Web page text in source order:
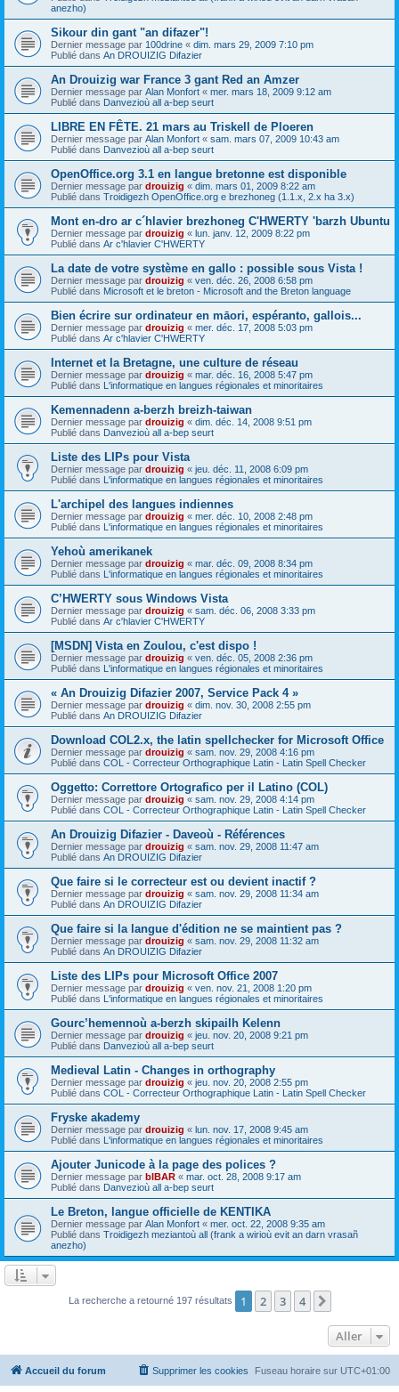
anezho)
Sikour din gant "an difazer"!
Dernier message par 100drine « dim. mars 29, 2009 7:10 pm
Publié dans An DROUIZIG Difazier
An Drouizig war France 3 gant Red an Amzer
Dernier message par Alan Monfort « mer. mars 18, 2009 9:12 am
Publié dans Danvezioù all a-bep seurt
LIBRE EN FÊTE. 21 mars au Triskell de Ploeren
Dernier message par Alan Monfort « sam. mars 07, 2009 10:43 am
Publié dans Danvezioù all a-bep seurt
OpenOffice.org 3.1 en langue bretonne est disponible
Dernier message par drouizig « dim. mars 01, 2009 8:22 am
Publié dans Troidigezh OpenOffice.org e brezhoneg (1.1.x, 2.x ha 3.x)
Mont en-dro ar c´hlavier brezhoneg C'HWERTY 'barzh Ubuntu
Dernier message par drouizig « lun. janv. 12, 2009 8:22 pm
Publié dans Ar c'hlavier C'HWERTY
La date de votre système en gallo : possible sous Vista !
Dernier message par drouizig « ven. déc. 26, 2008 6:58 pm
Publié dans Microsoft et le breton - Microsoft and the Breton language
Bien écrire sur ordinateur en māori, espéranto, gallois...
Dernier message par drouizig « mer. déc. 17, 2008 5:03 pm
Publié dans Ar c'hlavier C'HWERTY
Internet et la Bretagne, une culture de réseau
Dernier message par drouizig « mar. déc. 16, 2008 5:47 pm
Publié dans L'informatique en langues régionales et minoritaires
Kemennadenn a-berzh breizh-taiwan
Dernier message par drouizig « dim. déc. 14, 2008 9:51 pm
Publié dans Danvezioù all a-bep seurt
Liste des LIPs pour Vista
Dernier message par drouizig « jeu. déc. 11, 2008 6:09 pm
Publié dans L'informatique en langues régionales et minoritaires
L'archipel des langues indiennes
Dernier message par drouizig « mer. déc. 10, 2008 2:48 pm
Publié dans L'informatique en langues régionales et minoritaires
Yehoù amerikanek
Dernier message par drouizig « mar. déc. 09, 2008 8:34 pm
Publié dans L'informatique en langues régionales et minoritaires
C’HWERTY sous Windows Vista
Dernier message par drouizig « sam. déc. 06, 2008 3:33 pm
Publié dans Ar c'hlavier C'HWERTY
[MSDN] Vista en Zoulou, c'est dispo !
Dernier message par drouizig « ven. déc. 05, 2008 2:36 pm
Publié dans L'informatique en langues régionales et minoritaires
« An Drouizig Difazier 2007, Service Pack 4 »
Dernier message par drouizig « dim. nov. 30, 2008 2:55 pm
Publié dans An DROUIZIG Difazier
Download COL2.x, the latin spellchecker for Microsoft Office
Dernier message par drouizig « sam. nov. 29, 2008 4:16 pm
Publié dans COL - Correcteur Orthographique Latin - Latin Spell Checker
Oggetto: Correttore Ortografico per il Latino (COL)
Dernier message par drouizig « sam. nov. 29, 2008 4:14 pm
Publié dans COL - Correcteur Orthographique Latin - Latin Spell Checker
An Drouizig Difazier - Daveoù - Références
Dernier message par drouizig « sam. nov. 29, 2008 11:47 am
Publié dans An DROUIZIG Difazier
Que faire si le correcteur est ou devient inactif ?
Dernier message par drouizig « sam. nov. 29, 2008 11:34 am
Publié dans An DROUIZIG Difazier
Que faire si la langue d'édition ne se maintient pas ?
Dernier message par drouizig « sam. nov. 29, 2008 11:32 am
Publié dans An DROUIZIG Difazier
Liste des LIPs pour Microsoft Office 2007
Dernier message par drouizig « ven. nov. 21, 2008 1:20 pm
Publié dans L'informatique en langues régionales et minoritaires
Gourc’hemennoù a-berzh skipailh Kelenn
Dernier message par drouizig « jeu. nov. 20, 2008 9:21 pm
Publié dans Danvezioù all a-bep seurt
Medieval Latin - Changes in orthography
Dernier message par drouizig « jeu. nov. 20, 2008 2:55 pm
Publié dans COL - Correcteur Orthographique Latin - Latin Spell Checker
Fryske akademy
Dernier message par drouizig « lun. nov. 17, 2008 9:45 am
Publié dans L'informatique en langues régionales et minoritaires
Ajouter Junicode à la page des polices ?
Dernier message par bIBAR « mar. oct. 28, 2008 9:17 am
Publié dans Danvezioù all a-bep seurt
Le Breton, langue officielle de KENTIKA
Dernier message par Alan Monfort « mer. oct. 22, 2008 9:35 am
Publié dans Troidigezh meziantoù all (frank a wirioù evit an darn vrasañ
anezho)
La recherche a retourné 197 résultats 1 2 3 4
Aller
Accueil du forum Fuseau horaire sur UTC+01:00
Supprimer les cookies